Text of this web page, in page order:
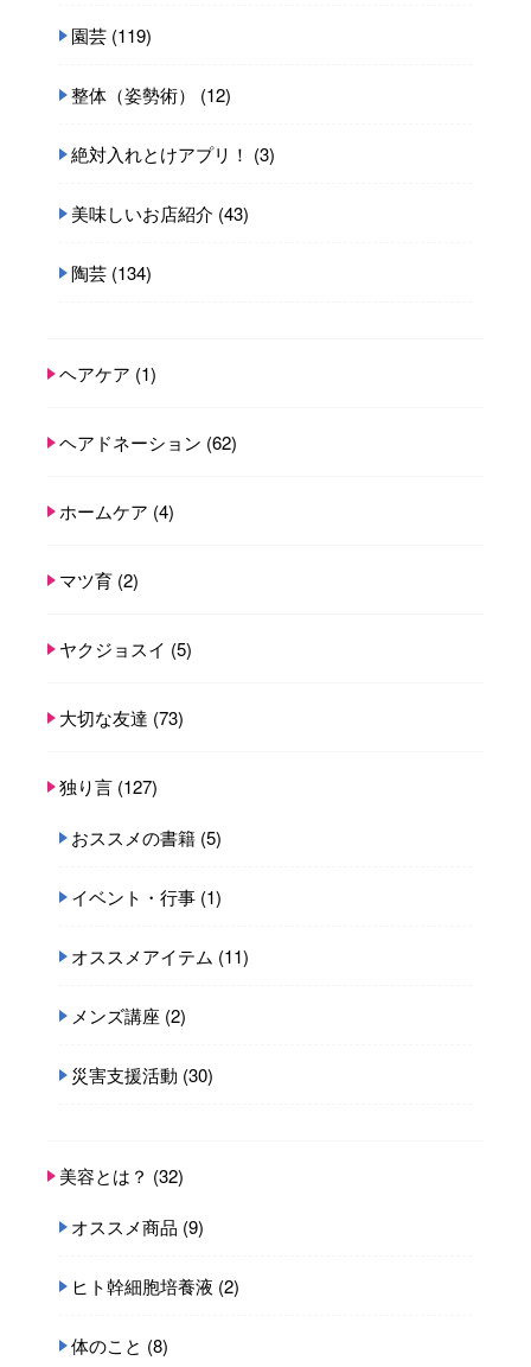
園芸 (119)
整体（姿勢術） (12)
絶対入れとけアプリ！ (3)
美味しいお店紹介 (43)
陶芸 (134)
ヘアケア (1)
ヘアドネーション (62)
ホームケア (4)
マツ育 (2)
ヤクジョスイ (5)
大切な友達 (73)
独り言 (127)
おススメの書籍 (5)
イベント・行事 (1)
オススメアイテム (11)
メンズ講座 (2)
災害支援活動 (30)
美容とは？ (32)
オススメ商品 (9)
ヒト幹細胞培養液 (2)
体のこと (8)